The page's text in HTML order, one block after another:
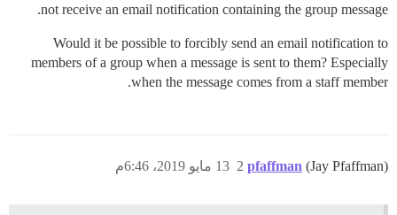
not receive an email notification containing the group message.
Would it be possible to forcibly send an email notification to
members of a group when a message is sent to them? Especially
when the message comes from a staff member.
pfaffman (Jay Pfaffman) 13 مايو 2019، 6:46م 2